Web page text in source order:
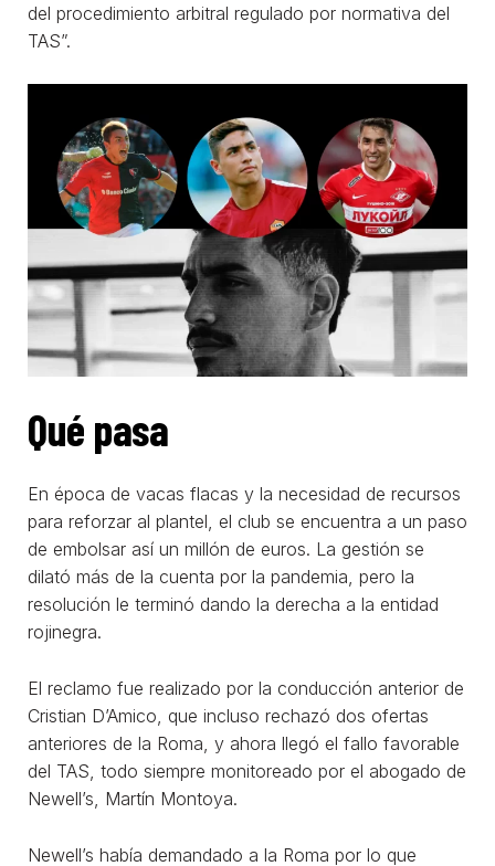
del procedimiento arbitral regulado por normativa del
TAS”.
Qué pasa
En época de vacas flacas y la necesidad de recursos
para reforzar al plantel, el club se encuentra a un paso
de embolsar así un millón de euros. La gestión se
dilató más de la cuenta por la pandemia, pero la
resolución le terminó dando la derecha a la entidad
rojinegra.
El reclamo fue realizado por la conducción anterior de
Cristian D’Amico, que incluso rechazó dos ofertas
anteriores de la Roma, y ahora llegó el fallo favorable
del TAS, todo siempre monitoreado por el abogado de
Newell’s, Martín Montoya.
Newell’s había demandado a la Roma por lo que